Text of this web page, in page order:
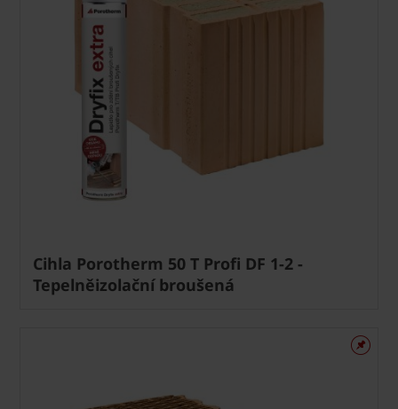
Cihla Porotherm 50 T Profi DF 1-2 -
Tepelněizolační broušená